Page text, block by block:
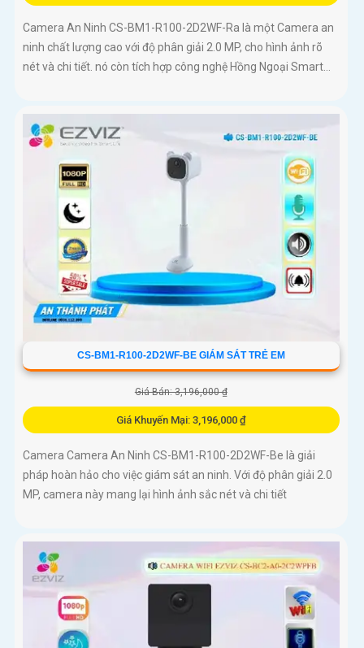
Camera An Ninh CS-BM1-R100-2D2WF-Ra là một Camera an
ninh chất lượng cao với độ phân giải 2.0 MP, cho hình ảnh rõ
nét và chi tiết. nó còn tích hợp công nghệ Hồng Ngoại Smart...
CS-BM1-R100-2D2WF-BE GIÁM SÁT TRẺ EM
Giá Bán: 3,196,000 ₫
Giá Khuyến Mại: 3,196,000 ₫
Camera Camera An Ninh CS-BM1-R100-2D2WF-Be là giải
pháp hoàn hảo cho việc giám sát an ninh. Với độ phân giải 2.0
MP, camera này mang lại hình ảnh sắc nét và chi tiết